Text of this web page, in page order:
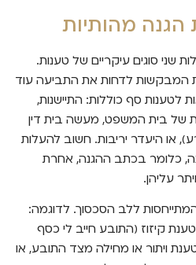
הגנה מהותיות
שני סוגים עיקריים של טענות.
המבקשות לדחות את התביעה עוד
לטענות סף כוללות: התיישנות,
של בית המשפט, מעשה בית דין
או היעדר יריבות. חשוב להעלות
כלומר בכתב ההגנה, אחרת
עליהן.
ללב הסכסוך. לדוגמה:
קיזוז (התובע חייב לי כסף
ויתור או מחילה מצד התובע, או